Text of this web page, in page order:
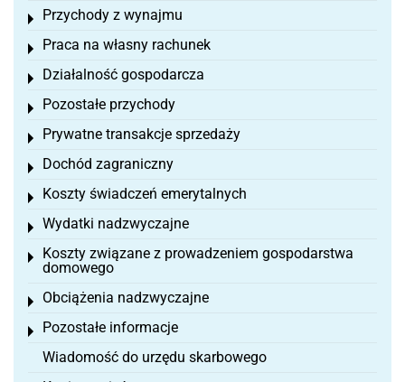
Przychody z wynajmu
Toggle menu
Praca na własny rachunek
Toggle menu
Działalność gospodarcza
Toggle menu
Pozostałe przychody
Toggle menu
Prywatne transakcje sprzedaży
Toggle menu
Dochód zagraniczny
Toggle menu
Koszty świadczeń emerytalnych
Toggle menu
Wydatki nadzwyczajne
Toggle menu
Koszty związane z prowadzeniem gospodarstwa
domowego
Toggle menu
Obciążenia nadzwyczajne
Toggle menu
Pozostałe informacje
Toggle menu
Wiadomość do urzędu skarbowego